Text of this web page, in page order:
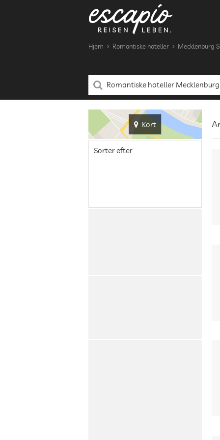
Hjem Romantiske hoteller Mecklenburg
Kort
Sorter efter